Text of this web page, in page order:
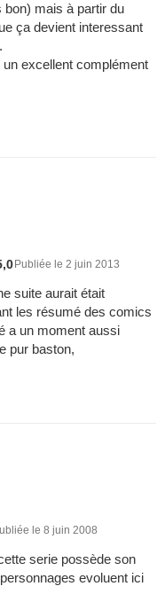
mais à partir du
ça devient interessant
excellent complément
Publiée le 2 juin 2013
suite aurait était
les résumé des comics
a un moment aussi
pur baston,
le 8 juin 2008
serie possède son
evoluent ici